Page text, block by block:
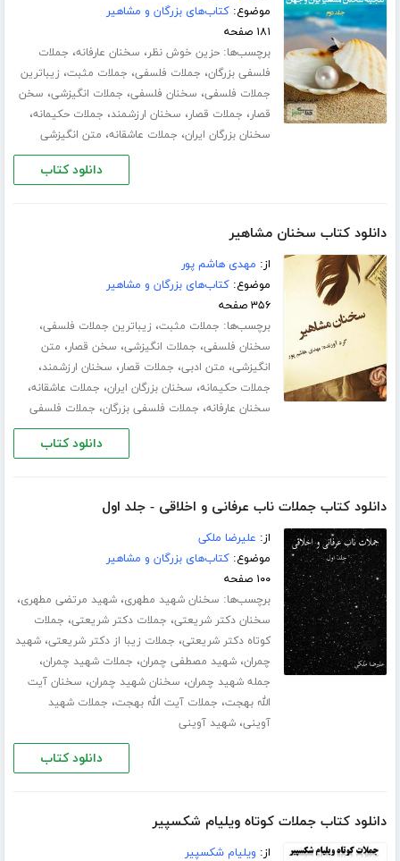
موضوع:کتاب‌های بزرگان و مشاهیر
۱۸۱ صفحه
برچسب‌ها:حزین خوش نظر، سخنان عارفانه، جملات
فلسفی بزرگان، جملات فلسفی، جملات مثبت، زیباترین
جملات فلسفی، سخنان فلسفی، جملات انگیزشی، سخن
قصار، جملات قصار، سخنان ارزشمند، جملات حکیمانه،
سخنان بزرگان ایران، جملات عاشقانه، متن انگیزشی
دانلود کتاب
دانلود کتاب سخنان مشاهیر
از: مهدی هاشم پور
موضوع:کتاب‌های بزرگان و مشاهیر
۳۵۶ صفحه
برچسب‌ها: جملات مثبت، زیباترین جملات فلسفی،
سخنان فلسفی، جملات انگیزشی، سخن قصار، متن
انگیزشی، متن ادبی، جملات قصار، سخنان ارزشمند،
جملات حکیمانه، سخنان بزرگان ایران، جملات عاشقانه،
سخنان عارفانه، جملات فلسفی بزرگان، جملات فلسفی
دانلود کتاب
دانلود کتاب جملات ناب عرفانی و اخلاقی - جلد اول
از: علیرضا ملکی
موضوع:کتاب‌های بزرگان و مشاهیر
۱۰۰ صفحه
برچسب‌ها: سخنان شهید مطهری،شهید مرتضی مطهری،
سخنان دکتر شریعتی، جملات دکتر شریعتی، جملات
کوتاه دکتر شریعتی، جملات زیبا از دکتر شریعتی،شهید
چمران،شهید مصطفی چمران، جملات شهید چمران،
جمله شهید چمران، سخنان شهید چمران، سخنان آیت
الله بهجت، جملات آیت الله بهجت، جملات شهید
آوینی،شهید آوینی
دانلود کتاب
دانلود کتاب جملات کوتاه ویلیام شکسپیر
از: ویلیام شکسپیر